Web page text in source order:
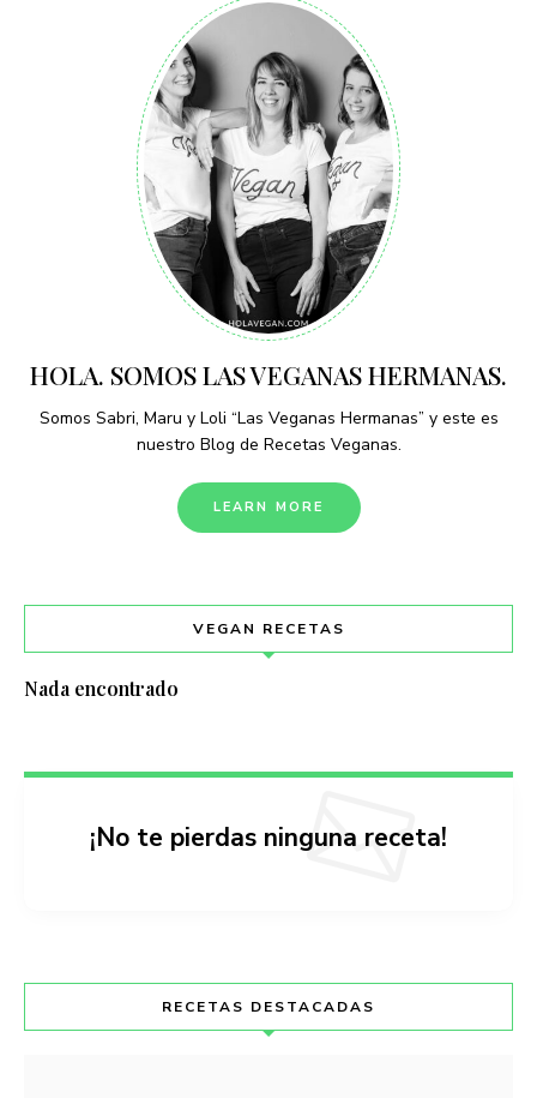
HOLA. SOMOS LAS VEGANAS HERMANAS.
Somos Sabri, Maru y Loli “Las Veganas Hermanas” y este es
nuestro Blog de Recetas Veganas.
LEARN MORE
VEGAN RECETAS
Nada encontrado
¡No te pierdas ninguna receta!
RECETAS DESTACADAS